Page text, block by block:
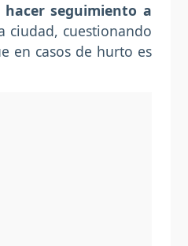
hacer seguimiento a
ciudad, cuestionando
en casos de hurto es